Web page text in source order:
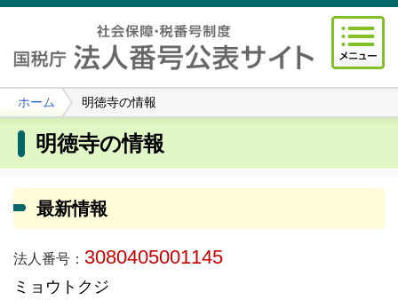
ホーム 明徳寺の情報
明徳寺の情報
最新情報
法人番号： 3080405001145
ミョウトクジ